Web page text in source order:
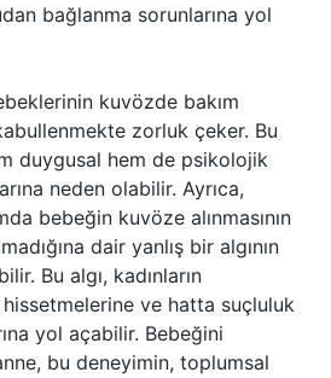
bağlanma sorunlarına yol
kuvözde bakım
zorluk çeker. Bu
duygusal hem de psikolojik
neden olabilir. Ayrıca,
bebeğin kuvöze alınmasının
dair yanlış bir algının
Bu algı, kadınların
ve hatta suçluluk
yol açabilir. Bebeğini
bu deneyimin, toplumsal